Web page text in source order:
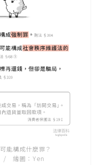
能構成什麼罪？
/ 繪圖：Yen